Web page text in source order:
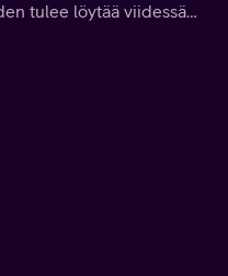
tulee löytää viidessä